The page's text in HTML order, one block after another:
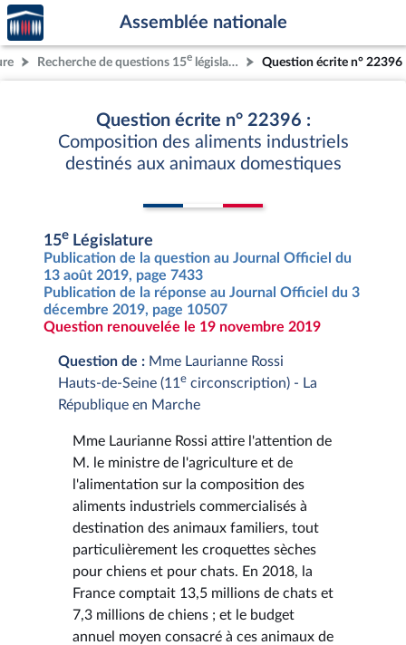
Aller au contenu
Aller en bas de la page
Accèder
à la
page
d'accueil
Assemblée nationale
Recherche de questions 15e législature Question écrite n° 22396
Question écrite n° 22396 :
Composition des aliments industriels
destinés aux animaux domestiques
15e Législature
Publication de la question au Journal Officiel du
13 août 2019, page 7433
Publication de la réponse au Journal Officiel du 3
décembre 2019, page 10507
Question renouvelée le 19 novembre 2019
Question de : Mme Laurianne Rossi
Hauts-de-Seine (11 e circonscription) - La
République en Marche
Mme Laurianne Rossi attire l'attention de
M. le ministre de l'agriculture et de
l'alimentation sur la composition des
aliments industriels commercialisés à
destination des animaux familiers, tout
particulièrement les croquettes sèches
pour chiens et pour chats. En 2018, la
France comptait 13,5 millions de chats et
7,3 millions de chiens ; et le budget
annuel moyen consacré à ces animaux de